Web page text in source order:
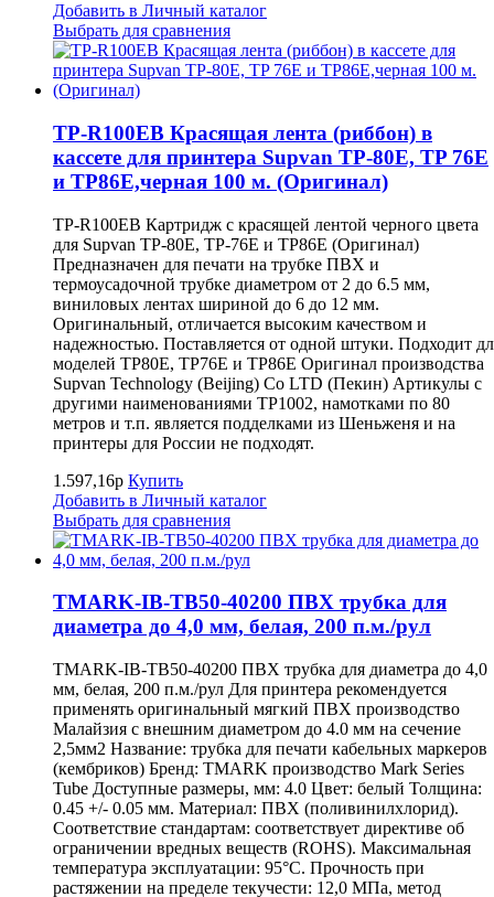
Добавить в Личный каталог
Выбрать для сравнения
TP-R100EB Красящая лента (риббон) в
кассете для принтера Supvan TP-80E, TP 76E
и TP86E,черная 100 м. (Оригинал)
TP-R100EB Картридж с красящей лентой черного цвета
для Supvan TP-80E, TP-76E и TP86E (Оригинал)
Предназначен для печати на трубке ПВХ и
термоусадочной трубке диаметром от 2 до 6.5 мм,
виниловых лентах шириной до 6 до 12 мм.
Оригинальный, отличается высоким качеством и
надежностью. Поставляется от одной штуки. Подходит
моделей TP80E, TP76E и TP86E Оригинал производства
Supvan Technology (Beijing) Co LTD (Пекин) Артикулы с
другими наименованиями TP1002, намотками по 80
метров и т.п. является подделками из Шеньженя и на
принтеры для России не подходят.
1.597,16р Купить
Добавить в Личный каталог
Выбрать для сравнения
TMARK-IB-TB50-40200 ПВХ трубка для
диаметра до 4,0 мм, белая, 200 п.м./рул
TMARK-IB-TB50-40200 ПВХ трубка для диаметра до 4,0
мм, белая, 200 п.м./рул Для принтера рекомендуется
применять оригинальный мягкий ПВХ производство
Малайзия с внешним диаметром до 4.0 мм на сечение
2,5мм2 Название: трубка для печати кабельных маркеров
(кембриков) Бренд: TMARK производство Mark Series
Tube Доступные размеры, мм: 4.0 Цвет: белый Толщина:
0.45 +/- 0.05 мм. Материал: ПВХ (поливинилхлорид).
Соответствие стандартам: соответствует директиве об
ограничении вредных веществ (ROHS). Максимальная
температура эксплуатации: 95°С. Прочность при
растяжении на пределе текучести: 12,0 МПа, метод